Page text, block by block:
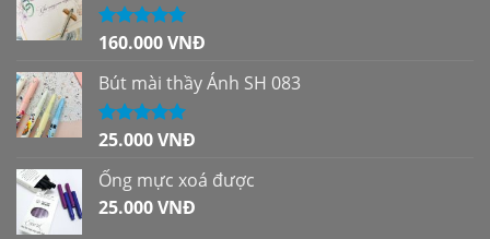
Được xếp
sao
160.000VNĐ
Bút mài thầy Ánh SH 083
Được xếp
sao
25.000VNĐ
Ống mực xoá được
25.000VNĐ